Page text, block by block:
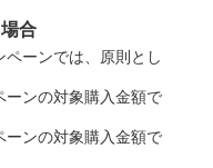
合
ーンでは、原則とし
ーンの対象購入金額で
ーンの対象購入金額で